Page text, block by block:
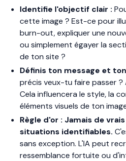
Identifie l'objectif clair :
cette image ? Est-ce pour
burn-out, expliquer une
ou simplement égayer la
de ton site ?
Définis ton message et
précis veux-tu faire passer
Cela influencera le style, la
éléments visuels de ton
Règle d'or : Jamais de
situations identifiables.
sans exception. L'IA peut
ressemblance fortuite ou